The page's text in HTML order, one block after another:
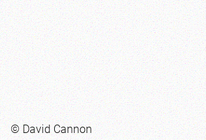
© David Cannon